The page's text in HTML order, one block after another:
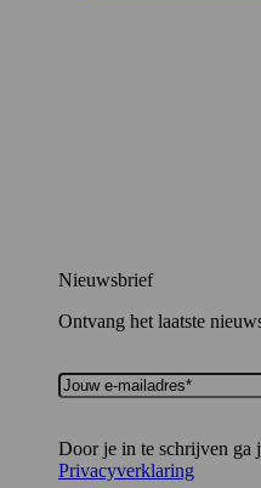
Nieuwsbrief
Ontvang het laatste
Jouw
e-
Door je in te schrijven ga
Privacyverklaring